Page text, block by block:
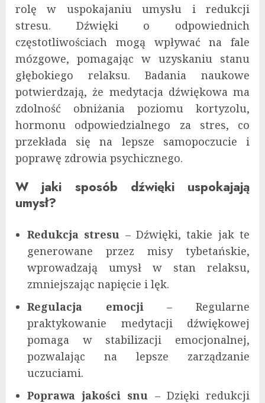
rolę w uspokajaniu umysłu i redukcji
stresu. Dźwięki o odpowiednich
częstotliwościach mogą wpływać na fale
mózgowe, pomagając w uzyskaniu stanu
głębokiego relaksu. Badania naukowe
potwierdzają, że medytacja dźwiękowa ma
zdolność obniżania poziomu kortyzolu,
hormonu odpowiedzialnego za stres, co
przekłada się na lepsze samopoczucie i
poprawę zdrowia psychicznego.
W jaki sposób dźwięki uspokajają
umysł?
Redukcja stresu – Dźwięki, takie jak te
generowane przez misy tybetańskie,
wprowadzają umysł w stan relaksu,
zmniejszając napięcie i lęk.
Regulacja emocji– Regularne
praktykowanie medytacji dźwiękowej
pomaga w stabilizacji emocjonalnej,
pozwalając na lepsze zarządzanie
uczuciami.
Poprawa jakości snu – Dzięki redukcji